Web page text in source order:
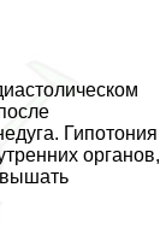
Гипотония
органов,